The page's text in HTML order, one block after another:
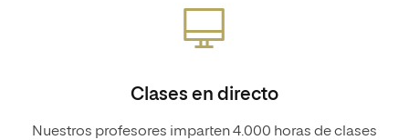
Clases en directo
Nuestros profesores imparten 4.000 horas de clases